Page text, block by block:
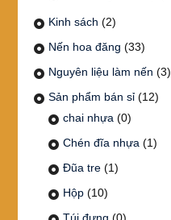
Kinh sách (2)
Nến hoa đăng (33)
Nguyên liệu làm nến (3)
Sản phẩm bán sỉ (12)
chai nhựa (0)
Chén đĩa nhựa (1)
Đũa tre (1)
Hộp (10)